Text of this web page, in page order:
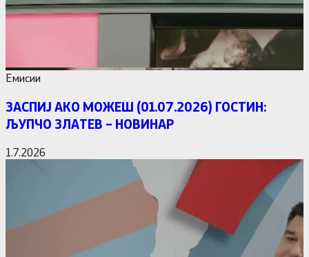
Емисии
ЗАСПИЈ АКО МОЖЕШ (01.07.2026) ГОСТИН:
ЉУПЧО ЗЛАТЕВ – НОВИНАР
1.7.2026